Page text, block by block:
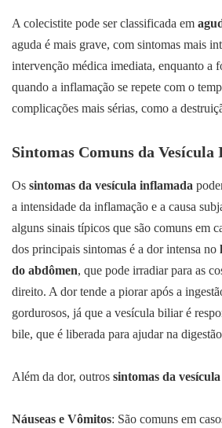
A colecistite pode ser classificada em
aguda é mais grave, com sintomas mais
intervenção médica imediata, enquanto a
quando a inflamação se repete com o
complicações mais sérias, como a
Sintomas Comuns da
Os sintomas da vesícula inflamada
a intensidade da inflamação e a causa
alguns sinais típicos que são comuns em
dos principais sintomas é a dor intensa no
do abdômen, que pode irradiar para as
direito. A dor tende a piorar após a
gordurosos, já que a vesícula biliar é
bile, que é liberada para ajudar na
Além da dor, outros sintomas da
Náuseas e Vômitos: São comuns em